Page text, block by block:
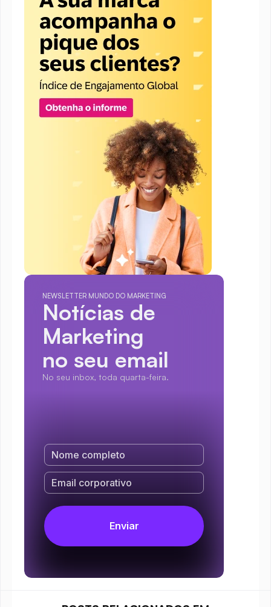
NEWSLETTER MUNDO DO MARKETING
Notícias de
Marketing
no seu email
No seu inbox, toda quarta-feira.